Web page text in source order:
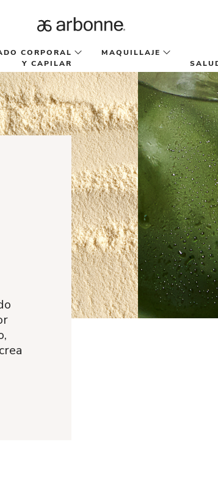
CORPORAL
Y CAPILAR
MAQUILLAJE